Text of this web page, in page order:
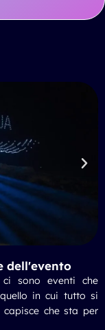
dell'evento
sono eventi che
in cui tutto si
che sta per